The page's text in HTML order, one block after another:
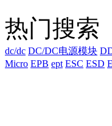
热门搜索
dc/dc DC/DC电源模块
Micro EPB ept ESC ESD